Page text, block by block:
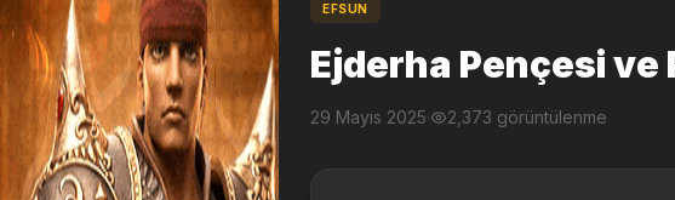
EFSUN
Ejderha Pençesi ve
29 Mayıs 2025· 2,373 görüntülenme